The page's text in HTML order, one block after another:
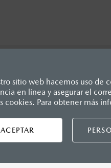
sitio web hacemos uso de
en línea y asegurar el
cookies. Para obtener más
ACEPTAR
Mazda Cita De Servicio
Los precios y
seguro y gastos
productos, sin aviso previo